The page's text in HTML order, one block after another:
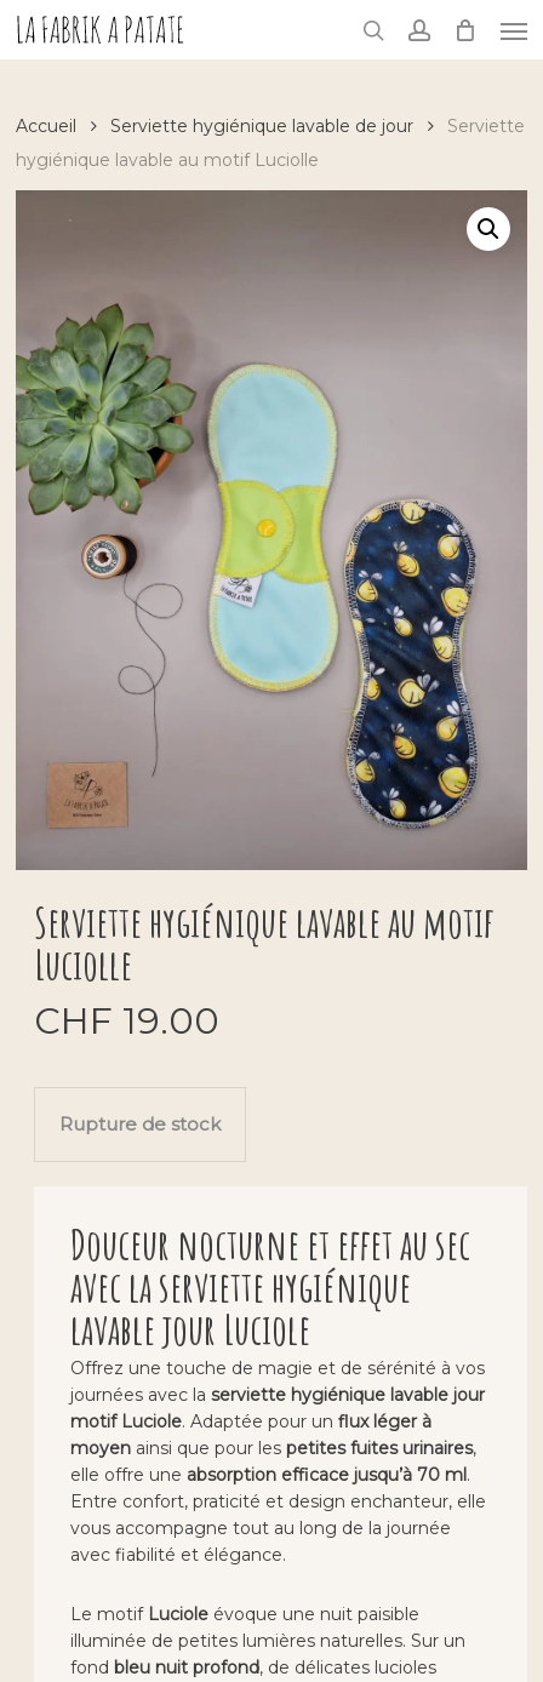
Skip
main
searchaccount
Accueil Serviette hygiénique lavable de jour
Serviette
hygiénique lavable au motif Luciolle
Serviette hygiénique lavable au motif
Luciolle
CHF 19.00
Rupture de stock
Douceur nocturne et effet au sec
avec la serviette hygiénique
lavable jour Luciole
Offrez une touche de magie et de sérénité à vos
journées avec laserviette hygiénique lavable jour
motif Luciole. Adaptée pour unflux léger à
moyen ainsi que pour lespetites fuites urinaires,
elle offre une absorption efficace jusqu’à 70 ml .
Entre confort, praticité et design enchanteur, elle
vous accompagne tout au long de la journée
avec fiabilité et élégance.
Le motif Luciole évoque une nuit paisible
illuminée de petites lumières naturelles. Sur un
fond bleu nuit profond, de délicates lucioles